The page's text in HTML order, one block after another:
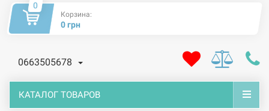
0
Корзина:
0 грн
0663505678
КАТАЛОГ ТОВАРОВ